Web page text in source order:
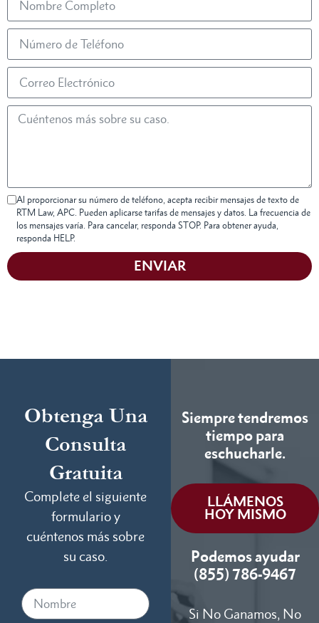
Al proporcionar su número de teléfono, acepta recibir mensajes de texto de
RTM Law, APC. Pueden aplicarse tarifas de mensajes y datos. La frecuencia de
los mensajes varía. Para cancelar, responda STOP. Para obtener ayuda,
responda HELP.
ENVIAR
Obtenga Una
Consulta
Gratuita
Complete el siguiente
formulario y
cuéntenos más sobre
su caso.
Siempre tendremos
tiempo para
eschucharle.
LLÁMENOS
HOY MISMO
Podemos ayudar
(855) 786-9467
Si No Ganamos, No